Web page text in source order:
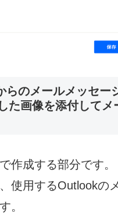
のメールメッセー
画像を添付してメ
作成する部分です。
使用するOutlookの
。